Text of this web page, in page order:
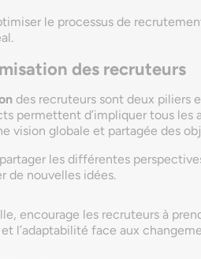
le processus de
des recruteurs
des recruteurs sont deux piliers
permettent d’impliquer tous les
vision globale et partagée des
les différentes
de nouvelles idées.
encourage les recruteurs à
l’adaptabilité face aux